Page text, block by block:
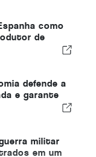
como
de
defende a
e garante
para
militar
em um